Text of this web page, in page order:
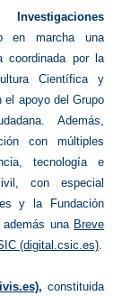
en marcha una
coordinada por la
Científica y
el apoyo del Grupo
Además,
con múltiples
tecnología e
con especial
y la Fundación
además una Breve
(digital.csic.es).
,constituida